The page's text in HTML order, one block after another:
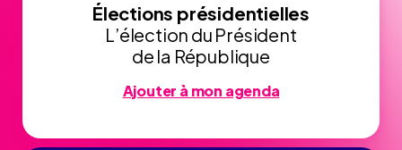
Élections présidentielles
L’élection du Président
de la République
Ajouter à mon agenda